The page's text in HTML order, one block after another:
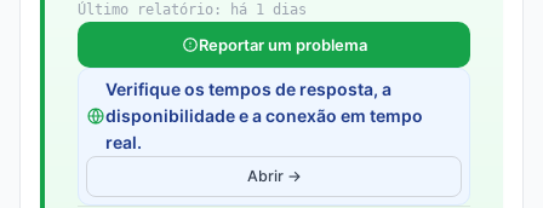
Último relatório: há 1 dias
Reportar um problema
Verifique os tempos de resposta, a
disponibilidade e a conexão em tempo
real.
Abrir →